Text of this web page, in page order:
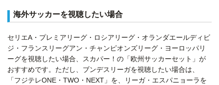
海外サッカーを視聴したい場合
セリエA・プレミアリーグ・ロシアリーグ・オランダエールディビ
ジ・フランスリーグアン・チャンピオンズリーグ・ヨーロッパリ
ーグを視聴したい場合、スカパー！の「欧州サッカーセット」が
おすすめです。ただし、ブンデスリーガを視聴したい場合は、
「フジテレONE・TWO・NEXT」を、リーガ・エスパニョーラを